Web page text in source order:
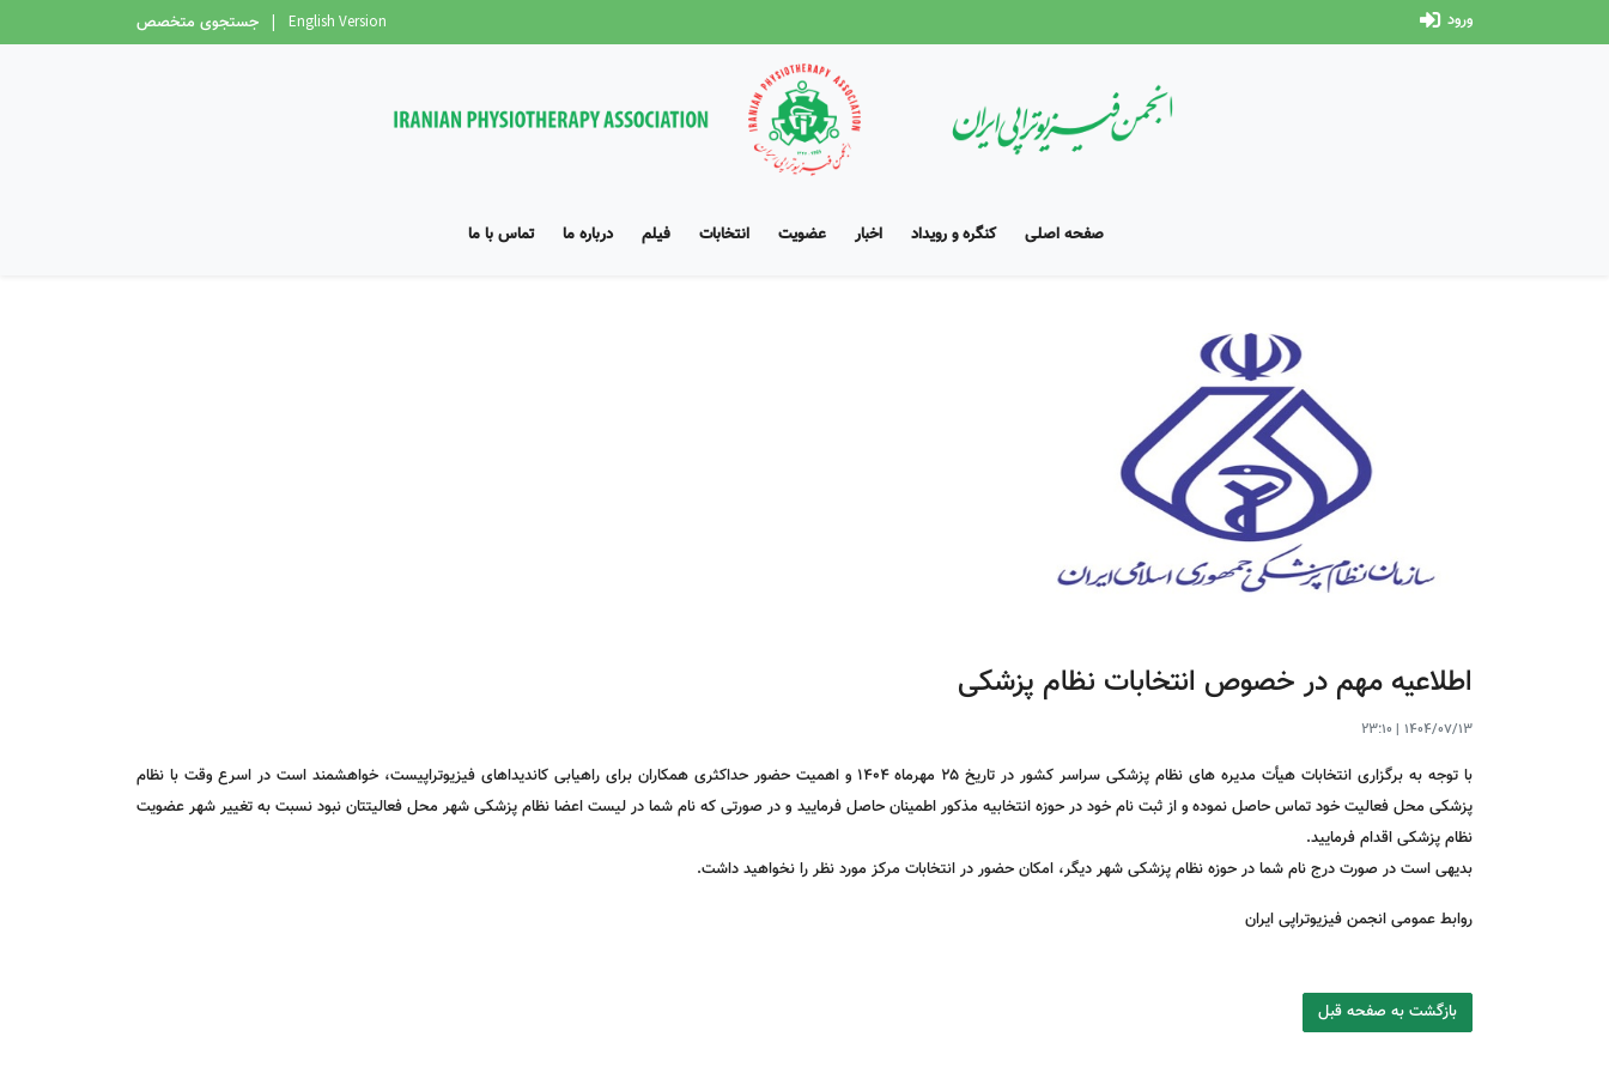
ورود English Version
| جستجوی متخصص
صفحه اصلی کنگره و رویداد اخبار عضویت انتخابات فیلم درباره ما تماس با ما
اطلاعیه مهم در خصوص انتخابات نظام پزشکی
1404/07/13
|
23:10
با توجه به برگزاری انتخابات هیأت مدیره های نظام پزشکی سراسر کشور در تاریخ ۲۵ مهرماه 1404 و اهمیت حضور حداکثری همکاران برای راهیابی کاندیداهای فیزیوتراپیست، خواهشمند است در اسرع وقت با نظام
پزشکی محل فعالیت خود تماس حاصل نموده و از ثبت نام خود در حوزه انتخابیه مذکور اطمینان حاصل فرمایید و در صورتی که نام شما در لیست اعضا نظام پزشکی شهر محل فعالیتتان نبود نسبت به تغییر شهر عضویت
نظام پزشکی اقدام فرمایید.
بدیهی است در صورت درج نام شما در حوزه نظام پزشکی شهر دیگر، امکان حضور در انتخابات مرکز مورد نظر را نخواهید داشت.
روابط عمومی انجمن فیزیوتراپی ایران
بازگشت به صفحه قبل